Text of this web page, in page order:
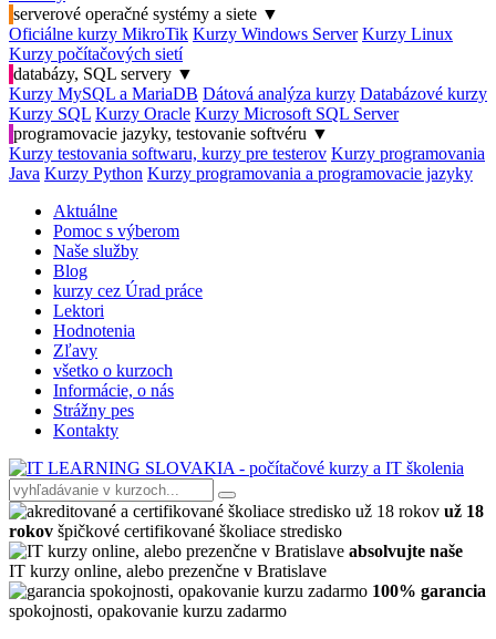
serverové operačné systémy a siete ▼
Oficiálne kurzy MikroTik Kurzy Windows Server Kurzy Linux
Kurzy počítačových sietí
databázy, SQL servery ▼
Kurzy MySQL a MariaDB Dátová analýza kurzy Databázové kurzy
Kurzy SQL Kurzy Oracle Kurzy Microsoft SQL Server
programovacie jazyky, testovanie softvéru ▼
Kurzy testovania softwaru, kurzy pre testerov Kurzy programovania
Java Kurzy Python Kurzy programovania a programovacie jazyky
Aktuálne
Pomoc s výberom
Naše služby
Blog
kurzy cez Úrad práce
Lektori
Hodnotenia
Zľavy
všetko o kurzoch
Informácie, o nás
Strážny pes
Kontakty
už 18
rokov špičkové certifikované školiace stredisko
absolvujte naše
IT kurzy online, alebo prezenčne v Bratislave
100% garancia
spokojnosti, opakovanie kurzu zadarmo